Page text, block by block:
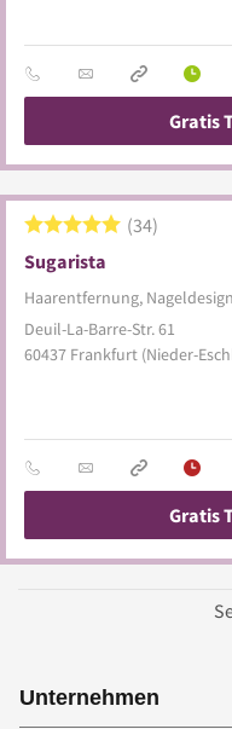
Gratis
Sugarista
Haarentfernung,
34
Deuil-La-Barre-Str. 61
60437 Frankfurt (Nieder-
Gratis
Unternehmen